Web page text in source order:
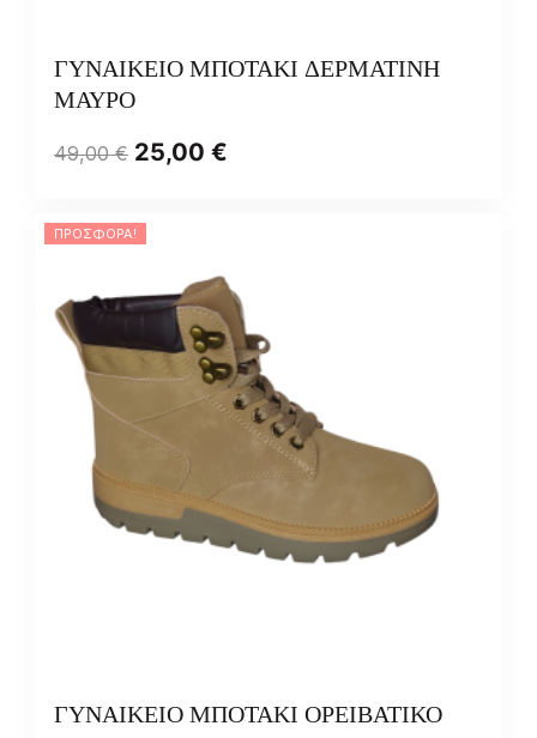
ΓΥΝΑΙΚΕΙΟ ΜΠΟΤΑΚΙ ΔΕΡΜΑΤΙΝΗ
ΜΑΥΡΟ
49,00€ 25,00 €
ΠΡΟΣΦΟΡΆ!
ΓΥΝΑΙΚΕΙΟ ΜΠΟΤΑΚΙ ΟΡΕΙΒΑΤΙΚΟ